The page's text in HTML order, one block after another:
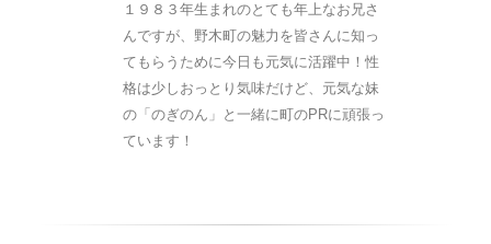
１９８３年生まれのとても年上なお兄さ
んですが、野木町の魅力を皆さんに知っ
てもらうために今日も元気に活躍中！性
格は少しおっとり気味だけど、元気な妹
の「のぎのん」と一緒に町のPRに頑張っ
ています！